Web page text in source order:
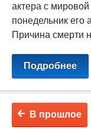
актера с
понедельник
Причина смерти
Подробнее
В прошлое